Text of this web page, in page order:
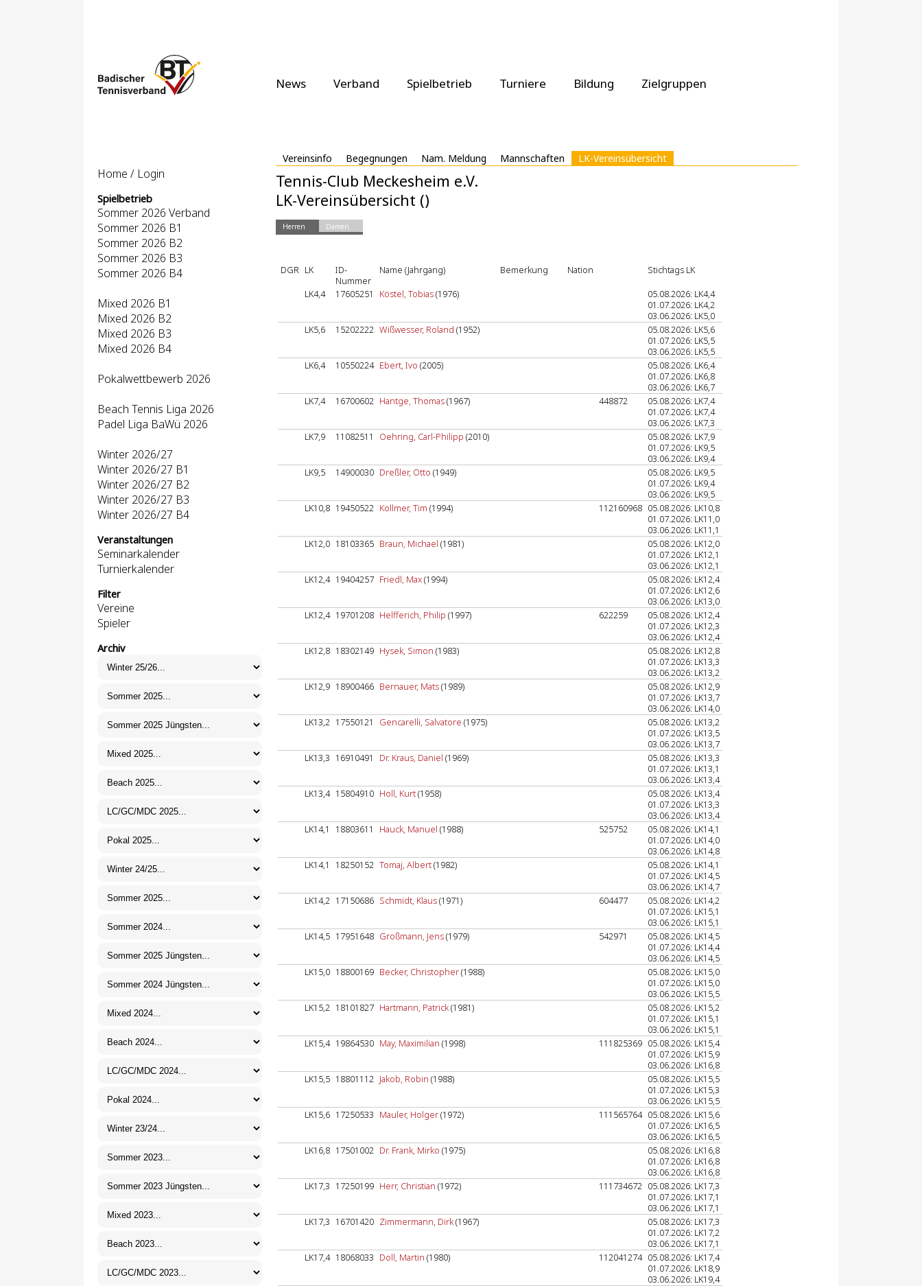
News Verband Spielbetrieb Turniere Bildung Zielgruppen
Vereinsinfo Begegnungen Nam. Meldung Mannschaften LK-Vereinsübersicht
Home / Login
Spielbetrieb
Sommer 2026 Verband
Sommer 2026 B1
Sommer 2026 B2
Sommer 2026 B3
Sommer 2026 B4
Mixed 2026 B1
Mixed 2026 B2
Mixed 2026 B3
Mixed 2026 B4
Pokalwettbewerb 2026
Beach Tennis Liga 2026
Padel Liga BaWü 2026
Winter 2026/27
Winter 2026/27 B1
Winter 2026/27 B2
Winter 2026/27 B3
Winter 2026/27 B4
Veranstaltungen
Seminarkalender
Turnierkalender
Filter
Vereine
Spieler
Archiv
Tennis-Club Meckesheim e.V.
LK-Vereinsübersicht ()
Herren Damen
DGR LK
ID-
Nummer
Name (Jahrgang) Bemerkung Nation
Stichtags LK
LK4,4
17605251 Köstel, Tobias(1976)
05.08.2026: LK4,4
01.07.2026: LK4,2
03.06.2026: LK5,0
LK5,6
15202222 Wißwesser, Roland (1952)
05.08.2026: LK5,6
01.07.2026: LK5,5
03.06.2026: LK5,5
LK6,4
10550224 Ebert, Ivo (2005)
05.08.2026: LK6,4
01.07.2026: LK6,8
03.06.2026: LK6,7
LK7,4
16700602 Hantge, Thomas(1967) 448872
05.08.2026: LK7,4
01.07.2026: LK7,4
03.06.2026: LK7,3
LK7,9
11082511 Oehring, Carl-Philipp (2010)
05.08.2026: LK7,9
01.07.2026: LK9,5
03.06.2026: LK9,4
LK9,5
14900030 Dreßler, Otto (1949)
05.08.2026: LK9,5
01.07.2026: LK9,4
03.06.2026: LK9,5
LK10,8 19450522 Kollmer, Tim (1994) 112160968 05.08.2026: LK10,8
01.07.2026: LK11,0
03.06.2026: LK11,1
LK12,0 18103365 Braun, Michael (1981)
05.08.2026: LK12,0
01.07.2026: LK12,1
03.06.2026: LK12,1
LK12,4 19404257 Friedl, Max(1994)
05.08.2026: LK12,4
01.07.2026: LK12,6
03.06.2026: LK13,0
LK12,4 19701208 Helfferich, Philip (1997) 622259
05.08.2026: LK12,4
01.07.2026: LK12,3
03.06.2026: LK12,4
LK12,8 18302149 Hysek, Simon (1983)
05.08.2026: LK12,8
01.07.2026: LK13,3
03.06.2026: LK13,2
LK12,9 18900466 Bernauer, Mats(1989)
05.08.2026: LK12,9
01.07.2026: LK13,7
03.06.2026: LK14,0
LK13,2 17550121 Gencarelli, Salvatore (1975)
05.08.2026: LK13,2
01.07.2026: LK13,5
03.06.2026: LK13,7
LK13,3 16910491 Dr. Kraus, Daniel (1969)
05.08.2026: LK13,3
01.07.2026: LK13,1
03.06.2026: LK13,4
LK13,4 15804910 Holl, Kurt(1958)
05.08.2026: LK13,4
01.07.2026: LK13,3
03.06.2026: LK13,4
LK14,1
18803611 Hauck, Manuel (1988) 525752
05.08.2026: LK14,1
01.07.2026: LK14,0
03.06.2026: LK14,8
LK14,1
18250152 Tomaj, Albert(1982)
05.08.2026: LK14,1
01.07.2026: LK14,5
03.06.2026: LK14,7
LK14,2 17150686 Schmidt, Klaus(1971) 604477
05.08.2026: LK14,2
01.07.2026: LK15,1
03.06.2026: LK15,1
LK14,5 17951648 Großmann, Jens(1979) 542971
05.08.2026: LK14,5
01.07.2026: LK14,4
03.06.2026: LK14,5
LK15,0 18800169 Becker, Christopher(1988)
05.08.2026: LK15,0
01.07.2026: LK15,0
03.06.2026: LK15,5
LK15,2 18101827 Hartmann, Patrick(1981)
05.08.2026: LK15,2
01.07.2026: LK15,1
03.06.2026: LK15,1
LK15,4 19864530 May, Maximilian (1998) 111825369 05.08.2026: LK15,4
01.07.2026: LK15,9
03.06.2026: LK16,8
LK15,5 18801112 Jakob, Robin (1988)
05.08.2026: LK15,5
01.07.2026: LK15,3
03.06.2026: LK15,5
LK15,6 17250533 Mauler, Holger(1972) 111565764 05.08.2026: LK15,6
01.07.2026: LK16,5
03.06.2026: LK16,5
LK16,8 17501002 Dr. Frank, Mirko (1975)
05.08.2026: LK16,8
01.07.2026: LK16,8
03.06.2026: LK16,8
LK17,3 17250199 Herr, Christian (1972) 111734672 05.08.2026: LK17,3
01.07.2026: LK17,1
03.06.2026: LK17,1
LK17,3 16701420 Zimmermann, Dirk(1967)
05.08.2026: LK17,3
01.07.2026: LK17,2
03.06.2026: LK17,1
LK17,4 18068033 Doll, Martin (1980) 112041274 05.08.2026: LK17,4
01.07.2026: LK18,9
03.06.2026: LK19,4